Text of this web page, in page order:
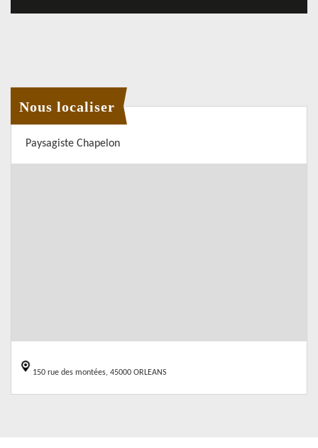
Nous localiser
Paysagiste Chapelon
150 rue des montées, 45000 ORLEANS